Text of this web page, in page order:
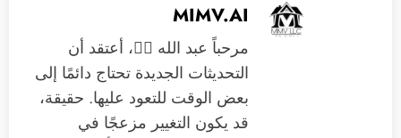
MIMV.AI
مرحباً عبد الله 🙋‍♂️، أعتقد أن
التحديثات الجديدة تحتاج دائمًا إلى
بعض الوقت للتعود عليها. حقيقة،
قد يكون التغيير مزعجًا في